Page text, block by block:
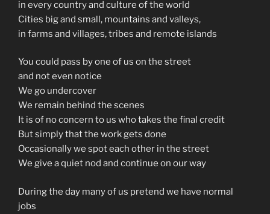
in every country and culture of the world
Cities big and small, mountains and valleys,
in farms and villages, tribes and remote islands
You could pass by one of us on the street
and not even notice
We go undercover
We remain behind the scenes
It is of no concern to us who takes the final credit
But simply that the work gets done
Occasionally we spot each other in the street
We give a quiet nod and continue on our way
During the day many of us pretend we have normal
jobs